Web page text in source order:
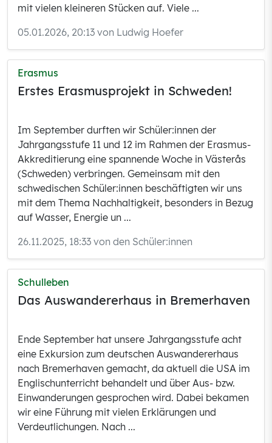
mit vielen kleineren Stücken auf. Viele ...
05.01.2026, 20:13 von Ludwig Hoefer
Erasmus
Erstes Erasmusprojekt in Schweden!
Im September durften wir Schüler:innen der
Jahrgangsstufe 11 und 12 im Rahmen der Erasmus-
Akkreditierung eine spannende Woche in Västerås
(Schweden) verbringen. Gemeinsam mit den
schwedischen Schüler:innen beschäftigten wir uns
mit dem Thema Nachhaltigkeit, besonders in Bezug
auf Wasser, Energie un ...
26.11.2025, 18:33 von den Schüler:innen
Schulleben
Das Auswandererhaus in Bremerhaven
Ende September hat unsere Jahrgangsstufe acht
eine Exkursion zum deutschen Auswandererhaus
nach Bremerhaven gemacht, da aktuell die USA im
Englischunterricht behandelt und über Aus- bzw.
Einwanderungen gesprochen wird. Dabei bekamen
wir eine Führung mit vielen Erklärungen und
Verdeutlichungen. Nach ...